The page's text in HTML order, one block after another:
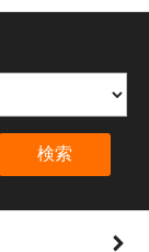
検索